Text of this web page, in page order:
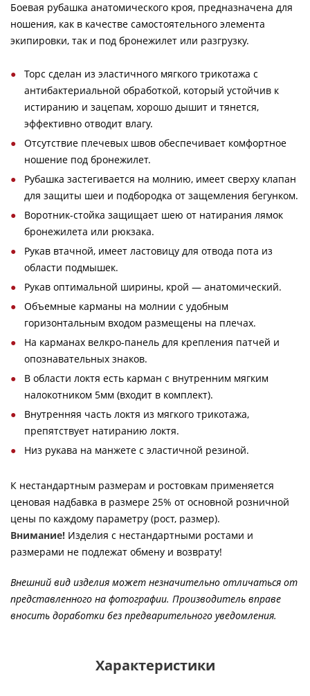
Боевая рубашка анатомического кроя, предназначена для
ношения, как в качестве самостоятельного элемента
экипировки, так и под бронежилет или разгрузку.
Торс сделан из эластичного мягкого трикотажа с
антибактериальной обработкой, который устойчив к
истиранию и зацепам, хорошо дышит и тянется,
эффективно отводит влагу.
Отсутствие плечевых швов обеспечивает комфортное
ношение под бронежилет.
Рубашка застегивается на молнию, имеет сверху клапан
для защиты шеи и подбородка от защемления бегунком.
Воротник-стойка защищает шею от натирания лямок
бронежилета или рюкзака.
Рукав втачной, имеет ластовицу для отвода пота из
области подмышек.
Рукав оптимальной ширины, крой — анатомический.
Объемные карманы на молнии с удобным
горизонтальным входом размещены на плечах.
На карманах велкро-панель для крепления патчей и
опознавательных знаков.
В области локтя есть карман с внутренним мягким
налокотником 5мм (входит в комплект).
Внутренняя часть локтя из мягкого трикотажа,
препятствует натиранию локтя.
Низ рукава на манжете с эластичной резиной.
К нестандартным размерам и ростовкам применяется
ценовая надбавка в размере 25% от основной розничной
цены по каждому параметру (рост, размер).
Внимание! Изделия с нестандартными ростами и
размерами не подлежат обмену и возврату!
Внешний вид изделия может незначительно отличаться от
представленного на фотографии. Производитель вправе
вносить доработки без предварительного уведомления.
Характеристики